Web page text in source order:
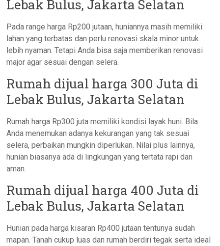
Lebak Bulus, Jakarta Selatan
Pada range harga Rp200 jutaan, huniannya masih memiliki
lahan yang terbatas dan perlu renovasi skala minor untuk
lebih nyaman. Tetapi Anda bisa saja memberikan renovasi
major agar sesuai dengan selera.
Rumah dijual harga 300 Juta di
Lebak Bulus, Jakarta Selatan
Rumah harga Rp300 juta memiliki kondisi layak huni. Bila
Anda menemukan adanya kekurangan yang tak sesuai
selera, perbaikan mungkin diperlukan. Nilai plus lainnya,
hunian biasanya ada di lingkungan yang tertata rapi dan
aman.
Rumah dijual harga 400 Juta di
Lebak Bulus, Jakarta Selatan
Hunian pada harga kisaran Rp400 jutaan tentunya sudah
mapan. Tanah cukup luas dan rumah berdiri tegak serta ideal